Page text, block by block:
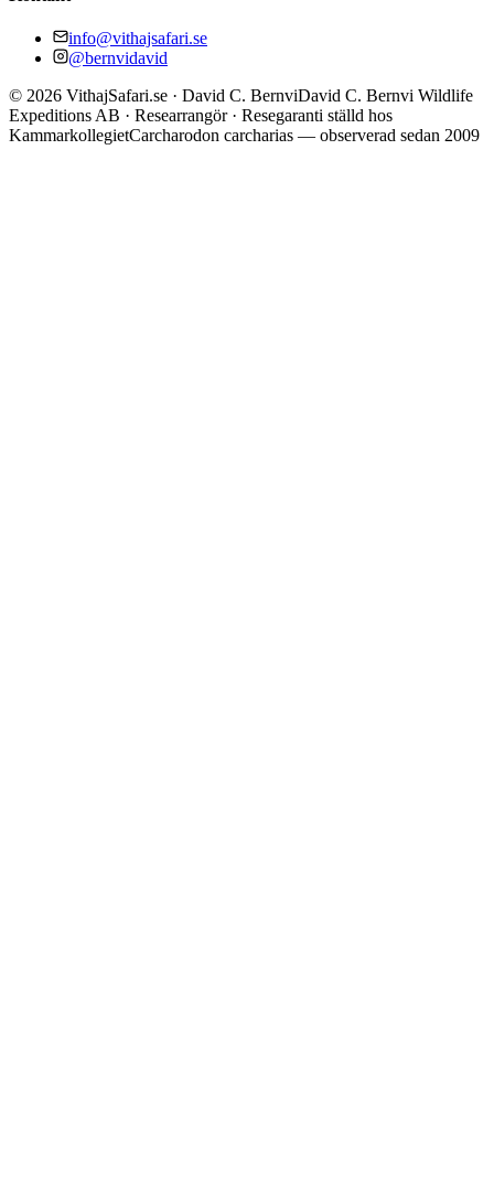
info@vithajsafari.se
@bernvidavid
© 2026 VithajSafari.se · David C. BernviDavid C. Bernvi Wildlife
Expeditions AB · Researrangör · Resegaranti ställd hos
KammarkollegietCarcharodon carcharias — observerad sedan 2009